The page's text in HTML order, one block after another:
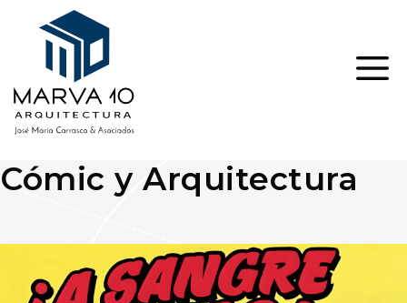
Cómic y Arquitectura